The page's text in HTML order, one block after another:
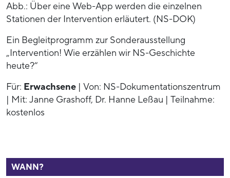
Abb.: Über eine Web-App werden die einzelnen
Stationen der Intervention erläutert. (NS-DOK)
Ein Begleitprogramm zur Sonderausstellung
„Intervention! Wie erzählen wir NS-Geschichte
heute?“
Für: Erwachsene | Von: NS-Dokumentationszentrum
| Mit: Janne Grashoff, Dr. Hanne Leßau | Teilnahme:
kostenlos
WANN?